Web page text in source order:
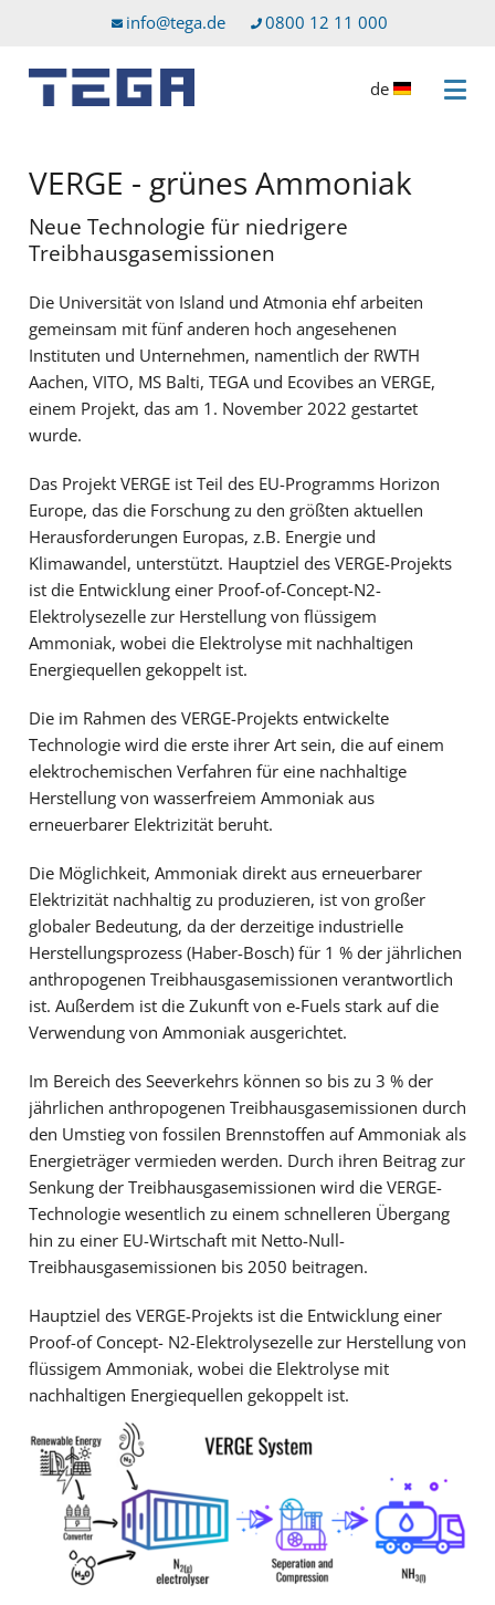
zum Servicemenüinfo@tega.de 0800 12 11 000
Menü
de
VERGE - grünes Ammoniak
Neue Technologie für niedrigere
Treibhausgasemissionen
Die Universität von Island und Atmonia ehf arbeiten
gemeinsam mit fünf anderen hoch angesehenen
Instituten und Unternehmen, namentlich der RWTH
Aachen, VITO, MS Balti, TEGA und Ecovibes an VERGE,
einem Projekt, das am 1. November 2022 gestartet
wurde.
Das Projekt VERGE ist Teil des EU-Programms Horizon
Europe, das die Forschung zu den größten aktuellen
Herausforderungen Europas, z.B. Energie und
Klimawandel, unterstützt. Hauptziel des VERGE-Projekts
ist die Entwicklung einer Proof-of-Concept-N2-
Elektrolysezelle zur Herstellung von flüssigem
Ammoniak, wobei die Elektrolyse mit nachhaltigen
Energiequellen gekoppelt ist.
Die im Rahmen des VERGE-Projekts entwickelte
Technologie wird die erste ihrer Art sein, die auf einem
elektrochemischen Verfahren für eine nachhaltige
Herstellung von wasserfreiem Ammoniak aus
erneuerbarer Elektrizität beruht.
Die Möglichkeit, Ammoniak direkt aus erneuerbarer
Elektrizität nachhaltig zu produzieren, ist von großer
globaler Bedeutung, da der derzeitige industrielle
Herstellungsprozess (Haber-Bosch) für 1 % der jährlichen
anthropogenen Treibhausgasemissionen verantwortlich
ist. Außerdem ist die Zukunft von e-Fuels stark auf die
Verwendung von Ammoniak ausgerichtet.
Im Bereich des Seeverkehrs können so bis zu 3 % der
jährlichen anthropogenen Treibhausgasemissionen durch
den Umstieg von fossilen Brennstoffen auf Ammoniak als
Energieträger vermieden werden. Durch ihren Beitrag zur
Senkung der Treibhausgasemissionen wird die VERGE-
Technologie wesentlich zu einem schnelleren Übergang
hin zu einer EU-Wirtschaft mit Netto-Null-
Treibhausgasemissionen bis 2050 beitragen.
Hauptziel des VERGE-Projekts ist die Entwicklung einer
Proof-of Concept- N2-Elektrolysezelle zur Herstellung von
flüssigem Ammoniak, wobei die Elektrolyse mit
nachhaltigen Energiequellen gekoppelt ist.